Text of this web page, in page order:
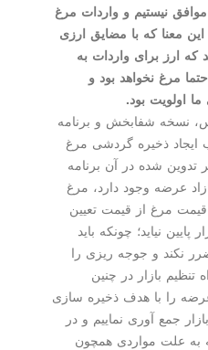
و واردات مرغ
كه با مضایق ارزی
واردات به
نخواهد بود و
بود.
شفابخش و برنامه
ذخیره گردشی مرغ
در آن برنامه
وجود دارد، مرغ
از قیمت تعیین
چونكه باید
و جوجه ریزی را
در چنین
با هدف ذخیره سازی
آوری نماییم و در
همچون